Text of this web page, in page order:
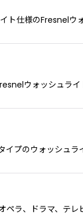
ト仕様のFresnel
ウォッシュラ
プのウォッシュ
ラ、ドラマ、テ